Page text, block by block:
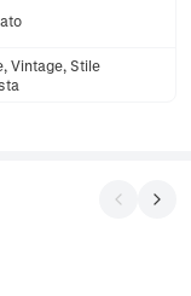
Vintage, Stile